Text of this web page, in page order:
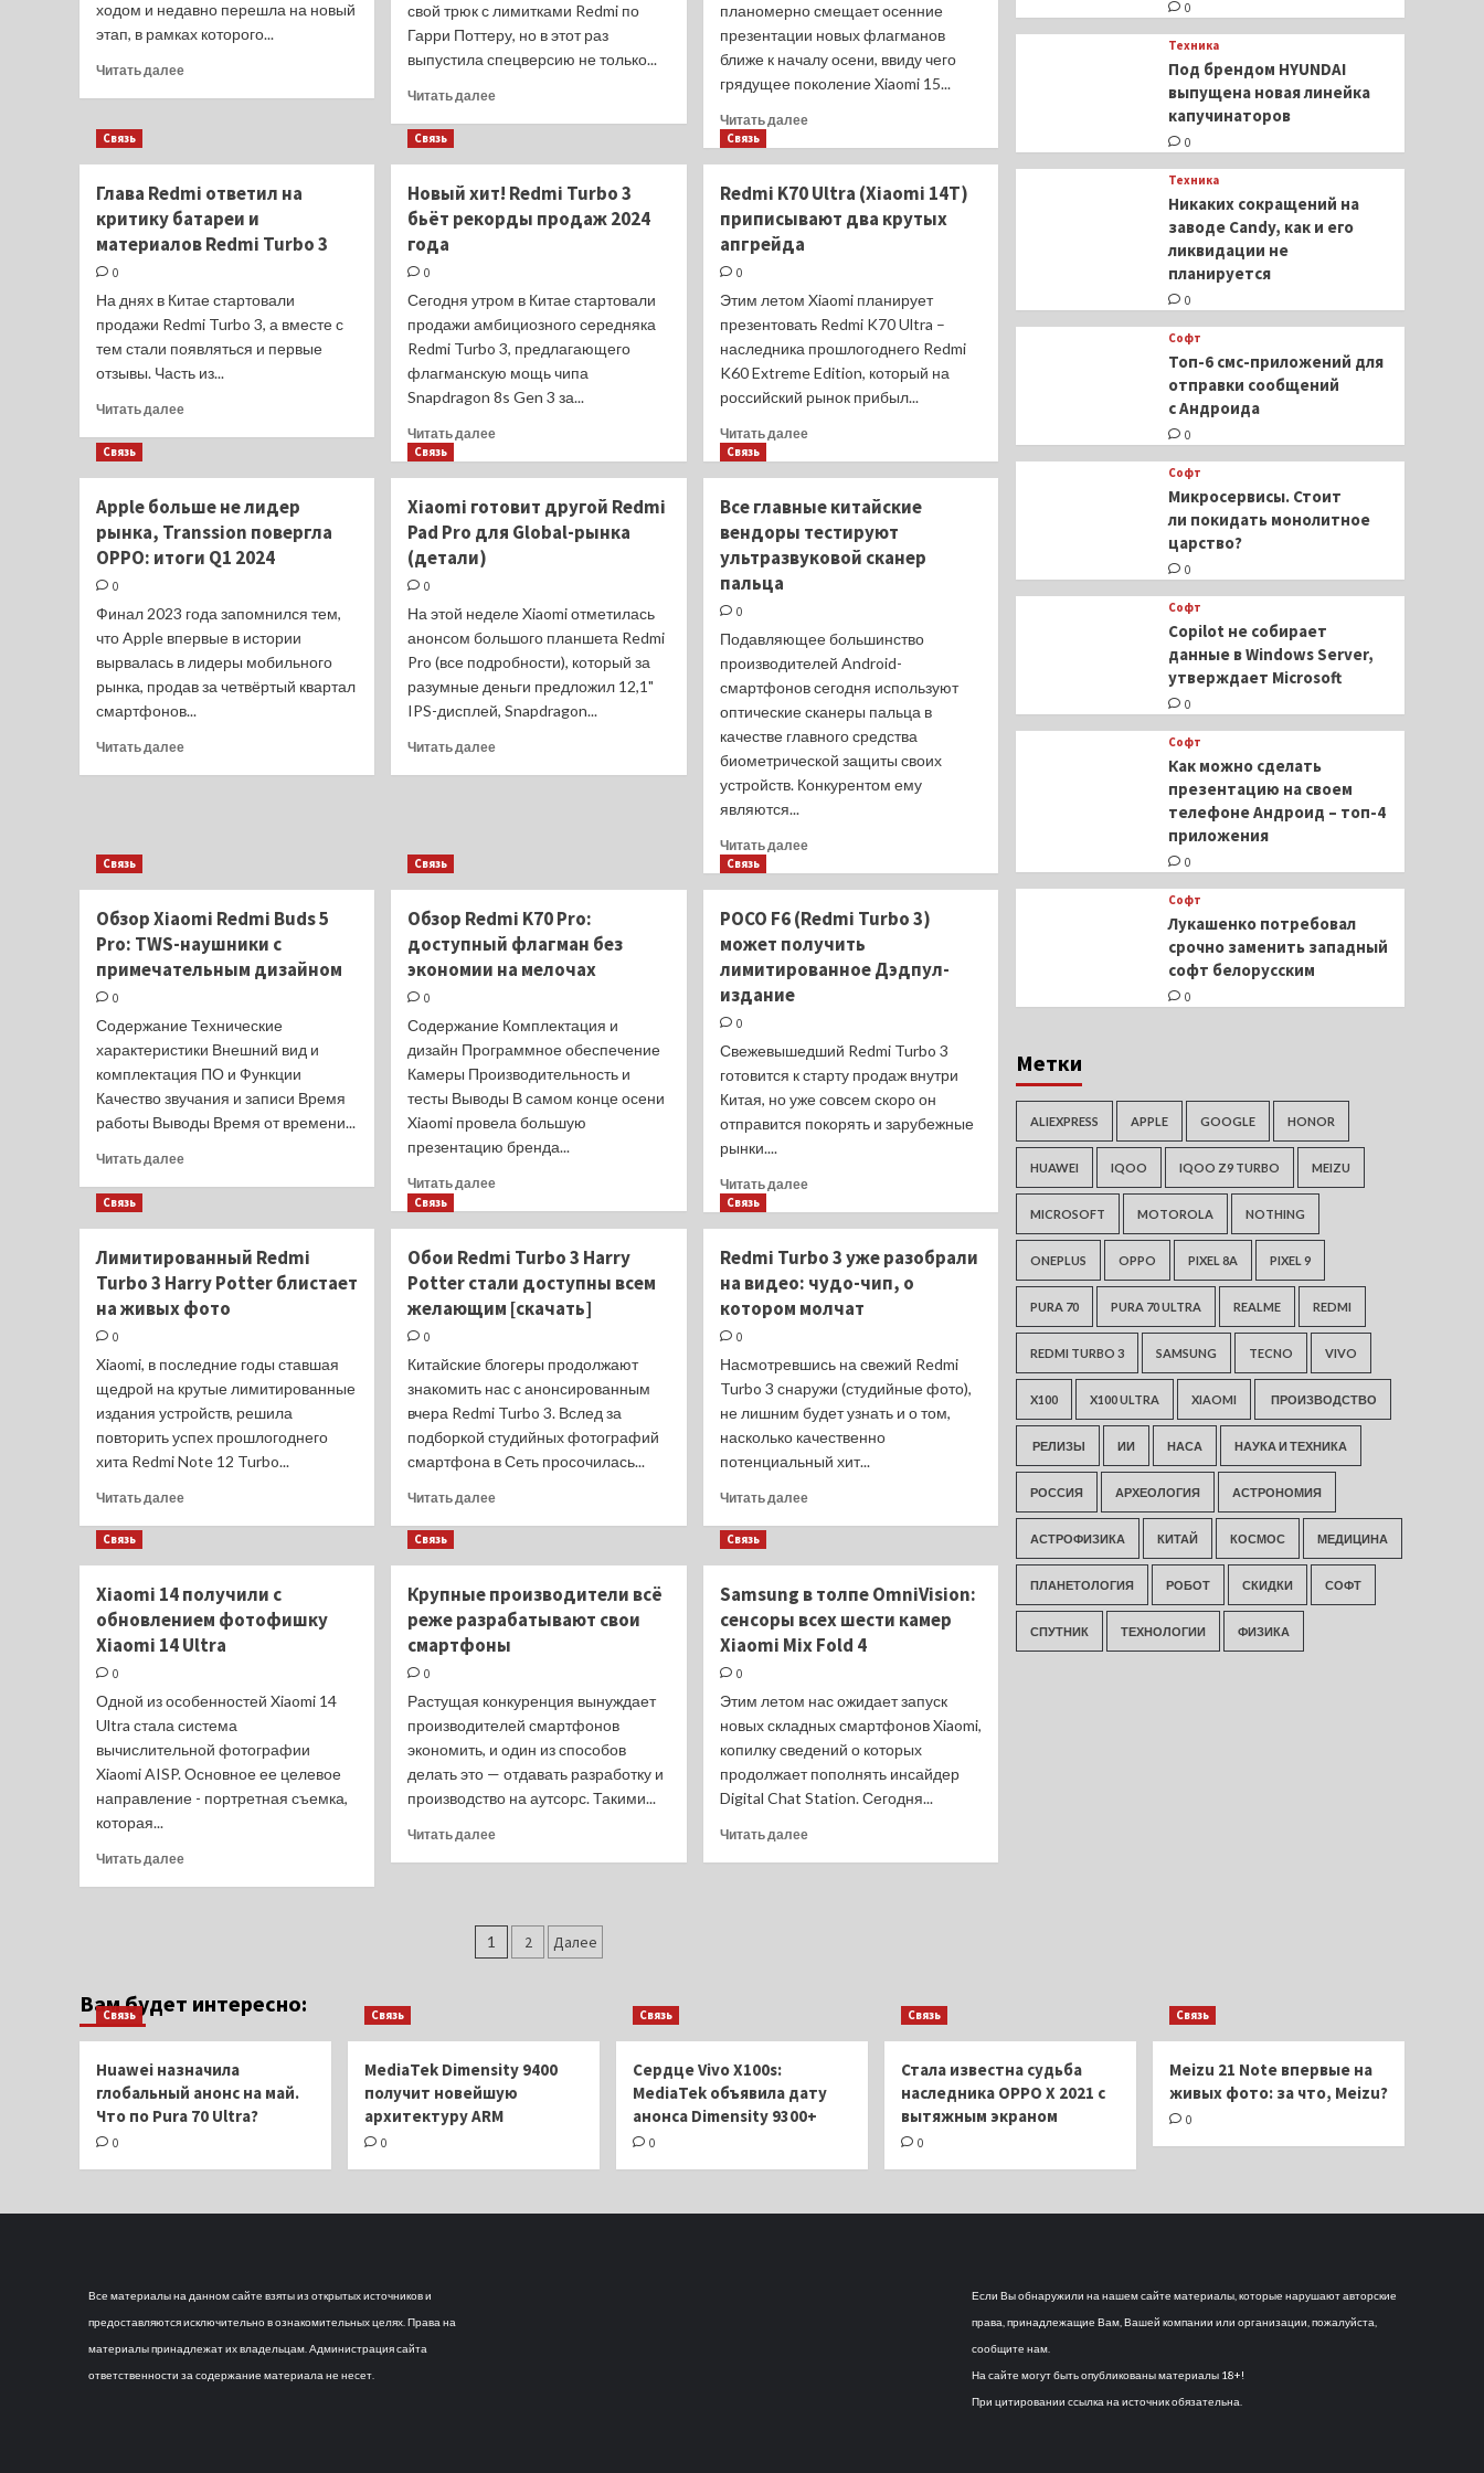
ходом и недавно перешла на новый
этап, в рамках которого...
Читать далееПрочитать
15
Pro
получат
Sony
и
свой трюк с лимитками Redmi по
Гарри Поттеру, но в этот раз
выпустила спецверсию не только...
Читать далееПрочитать
взгляд
на
3
и
Pad
Potter
планомерно смещает осенние
презентации новых флагманов
ближе к началу осени, ввиду чего
грядущее поколение Xiaomi 15...
Читать далееПрочитать
Xiaomi
15
утверждены
с
тремя
важными
новшествами
Связь
Глава Redmi ответил на
критику батареи и
материалов Redmi Turbo 3
0
На днях в Китае стартовали
продажи Redmi Turbo 3, а вместе с
тем стали появляться и первые
отзывы. Часть из...
Читать далееПрочитать
ответил
на
критику
материалов
Redmi
Turbo
Связь
Новый хит! Redmi Turbo 3
бьёт рекорды продаж 2024
года
0
Сегодня утром в Китае стартовали
продажи амбициозного середняка
Redmi Turbo 3, предлагающего
флагманскую мощь чипа
Snapdragon 8s Gen 3 за...
Читать далееПрочитать
хит!
Redmi
рекорды
продаж
2024
года
Связь
Redmi K70 Ultra (Xiaomi 14T)
приписывают два крутых
апгрейда
0
Этим летом Xiaomi планирует
презентовать Redmi K70 Ultra –
наследника прошлогоднего Redmi
K60 Extreme Edition, который на
российский рынок прибыл...
Читать далееПрочитать
K70
Ultra
(Xiaomi
крутых
апгрейда
Связь
Apple больше не лидер
рынка, Transsion повергла
OPPO: итоги Q1 2024
0
Финал 2023 года запомнился тем,
что Apple впервые в истории
вырвалась в лидеры мобильного
рынка, продав за четвёртый квартал
смартфонов...
Читать далееПрочитать
рынка,
Transsion
OPPO:
итоги
2024
Связь
Xiaomi готовит другой Redmi
Pad Pro для Global-рынка
(детали)
0
На этой неделе Xiaomi отметилась
анонсом большого планшета Redmi
Pro (все подробности), который за
разумные деньги предложил 12,1"
IPS-дисплей, Snapdragon...
Читать далееПрочитать
Pad
Pro
для
Global-
рынка
Связь
Все главные китайские
вендоры тестируют
ультразвуковой сканер
пальца
0
Подавляющее большинство
производителей Android-
смартфонов сегодня используют
оптические сканеры пальца в
качестве главного средства
биометрической защиты своих
устройств. Конкурентом ему
являются...
Читать далееПрочитать
главные
китайские
вендоры
пальца
Связь
Обзор Xiaomi Redmi Buds 5
Pro: TWS-наушники с
примечательным дизайном
0
Содержание Технические
характеристики Внешний вид и
комплектация ПО и Функции
Качество звучания и записи Время
работы Выводы Время от времени...
Читать далееПрочитать
Redmi
Buds
5
Pro:
наушники
с
примечательным
Связь
Обзор Redmi K70 Pro:
доступный флагман без
экономии на мелочах
0
Содержание Комплектация и
дизайн Программное обеспечение
Камеры Производительность и
тесты Выводы В самом конце осени
Xiaomi провела большую
презентацию бренда...
Читать далееПрочитать
Redmi
K70
Pro:
без
экономии
на
мелочах
Связь
POCO F6 (Redmi Turbo 3)
может получить
лимитированное Дэдпул-
издание
0
Свежевышедший Redmi Turbo 3
готовится к старту продаж внутри
Китая, но уже совсем скоро он
отправится покорять и зарубежные
рынки....
Читать далееПрочитать
F6
(Redmi
Turbo
получить
лимитированное
Дэдпул-
издание
Связь
Лимитированный Redmi
Turbo 3 Harry Potter блистает
на живых фото
0
Xiaomi, в последние годы ставшая
щедрой на крутые лимитированные
издания устройств, решила
повторить успех прошлогоднего
хита Redmi Note 12 Turbo...
Читать далееПрочитать
Turbo
3
Harry
на
живых
фото
Связь
Обои Redmi Turbo 3 Harry
Potter стали доступны всем
желающим [скачать]
0
Китайские блогеры продолжают
знакомить нас с анонсированным
вчера Redmi Turbo 3. Вслед за
подборкой студийных фотографий
смартфона в Сеть просочилась...
Читать далееПрочитать
Turbo
3
Harry
доступны
всем
желающим
Связь
Redmi Turbo 3 уже разобрали
на видео: чудо-чип, о
котором молчат
0
Насмотревшись на свежий Redmi
Turbo 3 снаружи (студийные фото),
не лишним будет узнать и о том,
насколько качественно
потенциальный хит...
Читать далееПрочитать
3
уже
разобрали
чудо-
чип,
о
Связь
Xiaomi 14 получили с
обновлением фотофишку
Xiaomi 14 Ultra
0
Одной из особенностей Xiaomi 14
Ultra стала система
вычислительной фотографии
Xiaomi AISP. Основное ее целевое
направление - портретная съемка,
которая...
Читать далееПрочитать
обновлением
Xiaomi
14
Ultra
Связь
Крупные производители всё
реже разрабатывают свои
смартфоны
0
Растущая конкуренция вынуждает
производителей смартфонов
экономить, и один из способов
делать это — отдавать разработку и
производство на аутсорс. Такими...
Читать далееПрочитать
реже
Связь
Samsung в толпе OmniVision:
сенсоры всех шести камер
Xiaomi Mix Fold 4
0
Этим летом нас ожидает запуск
новых складных смартфонов Xiaomi,
копилку сведений о которых
продолжает пополнять инсайдер
Digital Chat Station. Сегодня...
Читать далееПрочитать
камер
Fold
4
Пагинация
1 2 Далее
0
Техника
Под брендом HYUNDAI
выпущена новая линейка
капучинаторов
0
Техника
Никаких сокращений на
заводе Candy, как и его
ликвидации не
планируется
0
Софт
Топ-6 смс-приложений для
отправки сообщений
с Андроида
0
Софт
Микросервисы. Стоит
ли покидать монолитное
царство?
0
Софт
Copilot не собирает
данные в Windows Server,
утверждает Microsoft
0
Софт
Как можно сделать
презентацию на своем
телефоне Андроид – топ-4
приложения
0
Софт
Лукашенко потребовал
срочно заменить западный
софт белорусским
0
Метки
ALIEXPRESS APPLE GOOGLE HONOR
HUAWEI IQOO IQOO Z9 TURBO MEIZU
MICROSOFT MOTOROLA NOTHING
ONEPLUS OPPO PIXEL 8A PIXEL 9
PURA 70 PURA 70 ULTRA REALME REDMI
REDMI TURBO 3 SAMSUNG TECNO VIVO
X100 X100 ULTRA XIAOMI ПРОИЗВОДСТВО
РЕЛИЗЫ ИИ НАСА НАУКА И ТЕХНИКА
РОССИЯ АРХЕОЛОГИЯ АСТРОНОМИЯ
АСТРОФИЗИКА КИТАЙ КОСМОС МЕДИЦИНА
ПЛАНЕТОЛОГИЯ РОБОТ СКИДКИ СОФТ
СПУТНИК ТЕХНОЛОГИИ ФИЗИКА
Вам будет интересно:
Связь
Huawei назначила
глобальный анонс на май.
Что по Pura 70 Ultra?
0
Связь
MediaTek Dimensity 9400
получит новейшую
архитектуру ARM
0
Связь
Сердце Vivo X100s:
MediaTek объявила дату
анонса Dimensity 9300+
0
Связь
Стала известна судьба
наследника OPPO X 2021 с
вытяжным экраном
0
Связь
Meizu 21 Note впервые на
живых фото: за что, Meizu?
0
Все материалы на данном сайте взяты из открытых источников и
предоставляются исключительно в ознакомительных целях. Права на
материалы принадлежат их владельцам. Администрация сайта
ответственности за содержание материала не несет.
Если Вы обнаружили на нашем сайте материалы, которые нарушают авторские
права, принадлежащие Вам, Вашей компании или организации, пожалуйста,
сообщите нам.
На сайте могут быть опубликованы материалы 18+!
При цитировании ссылка на источник обязательна.